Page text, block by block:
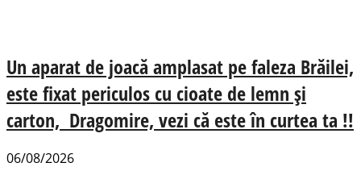
Un aparat de joacă amplasat pe faleza Brăilei,
este fixat periculos cu cioate de lemn și
carton, Dragomire, vezi că este în curtea ta !!
06/08/2026